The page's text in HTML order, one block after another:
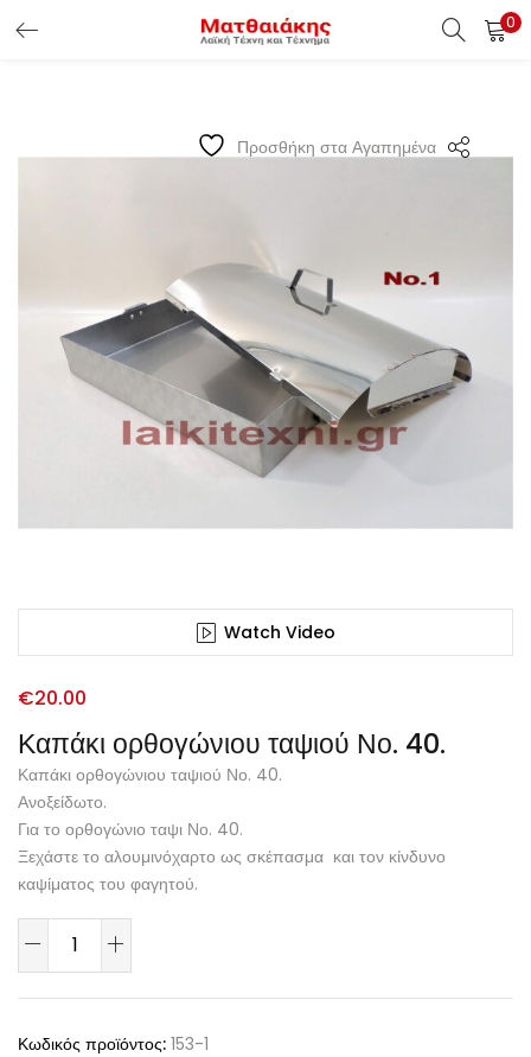
0
Προσθήκη στα Αγαπημένα
Watch Video
Καπάκι ορθογώνιου ταψιού Νο. 40.
€20.00
Καπάκι ορθογώνιου ταψιού Νο. 40.
Ανοξείδωτο.
Για το ορθογώνιο ταψι Νο. 40.
Ξεχάστε το αλουμινόχαρτο ως σκέπασμα και τον κίνδυνο
καψίματος του φαγητού.
Κωδικός προϊόντος: 153-1
ΕΊΣΟΔΟΣ ΠΕΛΑΤΏΝ
Υπενθύμιση κωδικού
Είσοδος Πελατών
Χάσατε τον κωδικό σας ?